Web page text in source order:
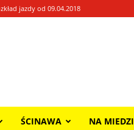
jazdy od 09.04.2018
ŚCINAWA NA MIEDZI